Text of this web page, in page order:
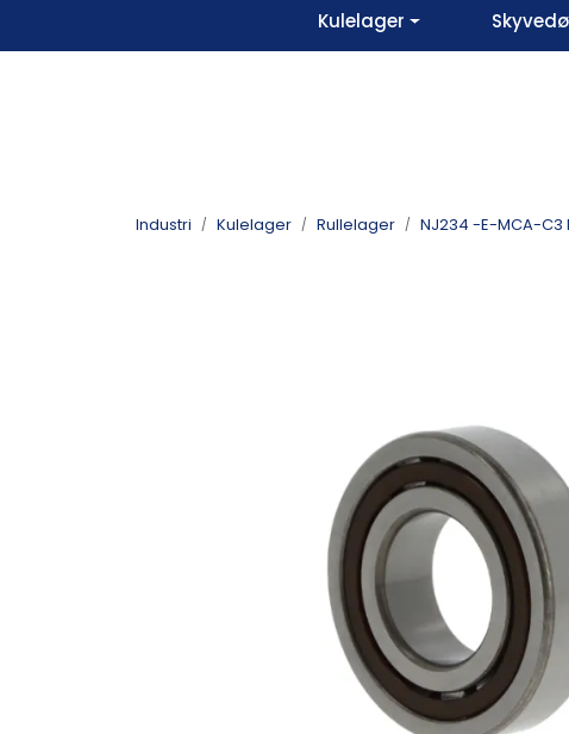
Kulelager
Industri Kulelager Rullelager NJ234 -E-MCA-C3